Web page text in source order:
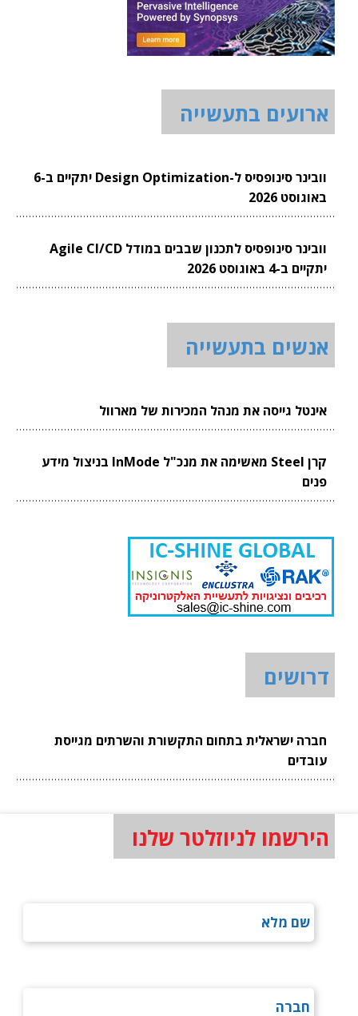
ארועים בתעשייה
וובינר סינופסיס ל-Design Optimization יתקיים ב-6
באוגוסט 2026
וובינר סינופסיס לתכנון שבבים במודל Agile CI/CD
יתקיים ב-4 באוגוסט 2026
אנשים בתעשייה
אינטל גייסה את מנהל המכירות של מארוול
קרן Steel מאשימה את מנכ"ל InMode בניצול מידע
פנים
דרושים
חברה ישראלית בתחום התקשורת והשרתים מגייסת
עובדים
הירשמו לניוזלטר שלנו